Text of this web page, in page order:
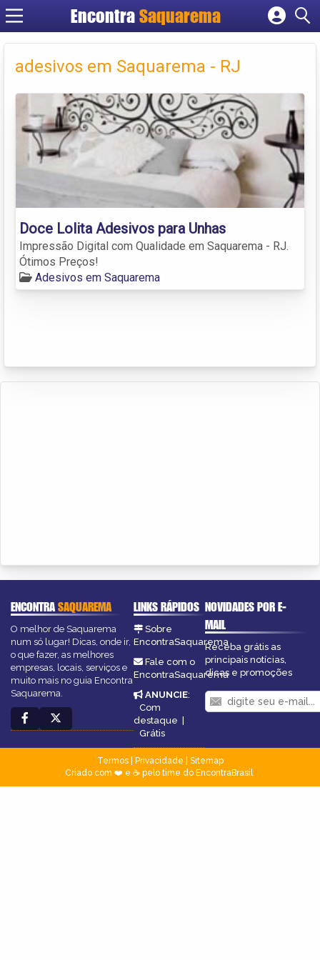
Encontra Saquarema
Cadastrar empresa
Criar conta
adesivos em Saquarema - RJ
Doce Lolita Adesivos para Unhas
Impressão Digital com Qualidade em Saquarema - RJ.
Ótimos Preços!
Adesivos em Saquarema
ENCONTRASAQUAREMA
O melhor de Saquarema
num só lugar! Dicas, onde ir,
o que fazer, as melhores
empresas, locais, serviços e
muito mais no guia Encontra
Saquarema.
LINKS RÁPIDOS
Sobre
EncontraSaquarema
Fale com o
EncontraSaquarema
ANUNCIE:
Com
destaque |
Grátis
NOVIDADES POR E-
MAIL
Receba grátis as
principais notícias,
dicas e promoções
Termos| Privacidade
Sitemap
Criado com ❤️ e ☕ pelo time do EncontraBrasil